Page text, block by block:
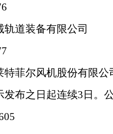
轨道装备有限公司
特菲尔风机股份有限公
发布之日起连续3日。